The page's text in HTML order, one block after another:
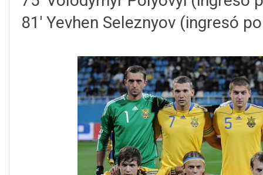
81' Yevhen Seleznyov (ingresó